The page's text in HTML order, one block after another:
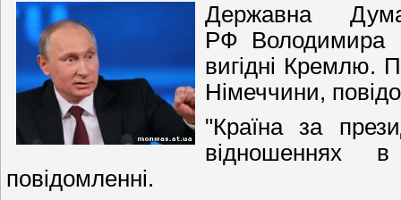
Державна
РФ Володимира
вигідні Кремлю.
Німеччини,
"Країна за
відношеннях
повідомленні.